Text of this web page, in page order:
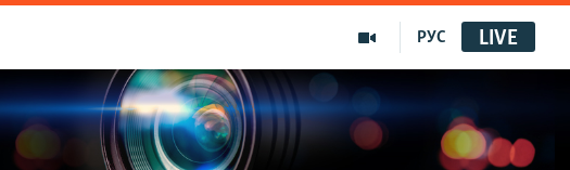
РУС LIVE